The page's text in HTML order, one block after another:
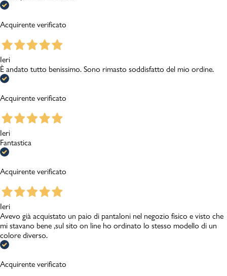
Acquirente verificato
Ieri
È andato tutto benissimo. Sono rimasto soddisfatto del mio ordine.
Acquirente verificato
Ieri
Fantastica
Acquirente verificato
Ieri
Avevo già acquistato un paio di pantaloni nel negozio fisico e visto che
mi stavano bene ,sul sito on line ho ordinato lo stesso modello di un
colore diverso.
Acquirente verificato